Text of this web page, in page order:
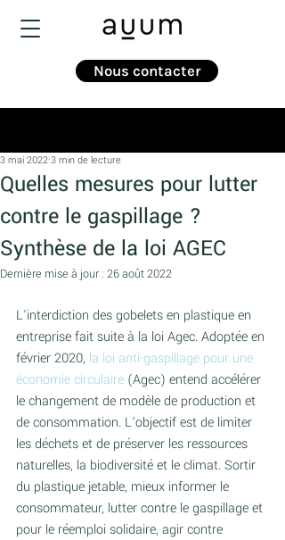
Nous contacter
Quelles mesures pour lutter
contre le gaspillage ?
Synthèse de la loi AGEC
3 mai 2022 3 min de lecture
Dernière mise à jour : 26 août 2022
L'interdiction des gobelets en plastique en
entreprise fait suite à la loi Agec. Adoptée en
février 2020, la loi anti-gaspillage pour une
économie circulaire (Agec) entend accélérer
le changement de modèle de production et
de consommation. L’objectif est de limiter
les déchets et de préserver les ressources
naturelles, la biodiversité et le climat. Sortir
du plastique jetable, mieux informer le
consommateur, lutter contre le gaspillage et
pour le réemploi solidaire, agir contre